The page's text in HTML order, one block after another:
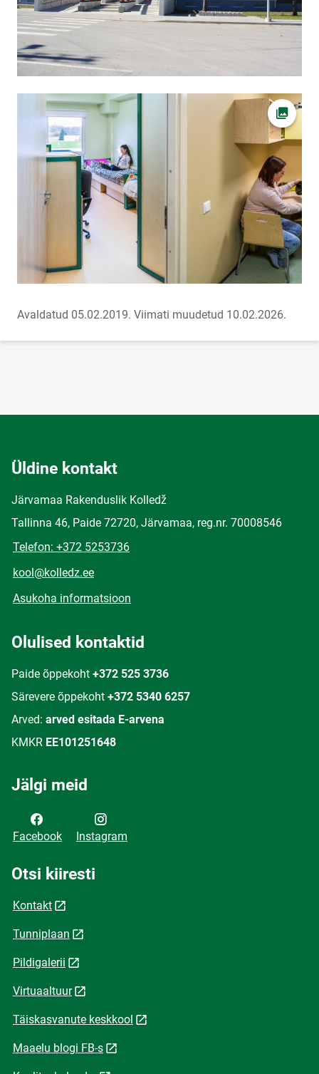
Ava
Avaldatud 05.02.2019. Viimati muudetud 10.02.2026.
Üldine kontakt
Järvamaa Rakenduslik Kolledž
Tallinna 46, Paide 72720, Järvamaa, reg.nr. 70008546
Telefon: +372 5253736
kool@kolledz.ee
Asukoha informatsioon
Olulised kontaktid
Paide õppekoht +372 525 3736
Särevere õppekoht +372 5340 6257
Arved: arved esitada E-arvena
KMKR EE101251648
Jälgi meid
Facebook Instagram
Otsi kiiresti
Kontakt
Tunniplaan
Pildigalerii
Virtuaaltuur
Täiskasvanute keskkool
Maaelu blogi FB-s